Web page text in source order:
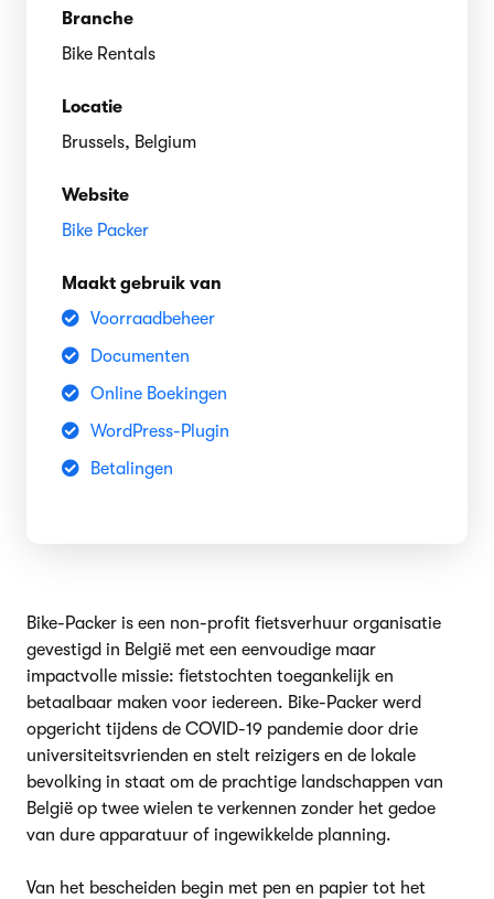
Branche
Bike Rentals
Locatie
Brussels, Belgium
Website
Bike Packer
Maakt gebruik van
Voorraadbeheer
Documenten
Online Boekingen
WordPress-Plugin
Betalingen
Bike-Packer is een non-profit fietsverhuur organisatie
gevestigd in België met een eenvoudige maar
impactvolle missie: fietstochten toegankelijk en
betaalbaar maken voor iedereen. Bike-Packer werd
opgericht tijdens de COVID-19 pandemie door drie
universiteitsvrienden en stelt reizigers en de lokale
bevolking in staat om de prachtige landschappen van
België op twee wielen te verkennen zonder het gedoe
van dure apparatuur of ingewikkelde planning.
Van het bescheiden begin met pen en papier tot het